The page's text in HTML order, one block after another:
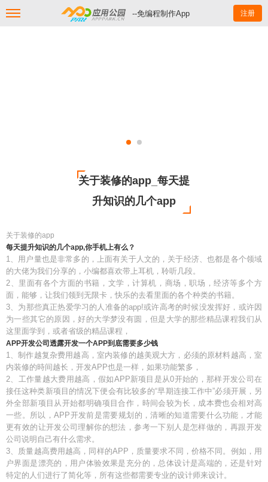
--免编程制作App 注册
关于装修的app_每天提
升知识的几个app
关于装修的app
每天提升知识的几个app,你手机上有么？
1、用户量也是非常多的，上面有关于人文的，关于经济、也都是各个领域
的大佬为我们分享的，小编都喜欢带上耳机，聆听几段。
2、里面有各个方面的书籍，文学，计算机，商场，职场，经济等多个方
面，能够，让我们领到无限卡，快乐的去看里面的各个种类的书籍。
3、为那些真正热爱学习的人准备的app!或许高考的时候没发挥好，或许因
为一些其它的原因，好的大学梦没有圆，但是大学的那些精品课程我们从
这里面学到，或者省级的精品课程，
APP开发公司透露开发一个APP到底需要多少钱
1、制作越复杂费用越高，室内装修的越美观大方，必须的原材料越高，室
内装修的時间越长，开发APP也是一样，如果功能繁多，
2、工作量越大费用越高，假如APP新项目是从0开始的，那样开发公司在
接任这种类新项目的情况下便会有比较多的“早期连接工作中”必须开展，另
外全部新项目从开始都明确项目合作，時间会较为长，成本费也会相对高
一些。所以，APP开发前是需要规划的，清晰的知道需要什么功能，才能
更有效的让开发公司理解你的想法，参考一下别人是怎样做的，再跟开发
公司说明自己有什么需求。
3、质量越高费用越高，同样的APP，质量要求不同，价格不同。例如，用
户界面是漂亮的，用户体验效果是充分的，总体设计是高端的，还是针对
特定的人们进行了简化等，所有这些都需要专业的设计师来设计。